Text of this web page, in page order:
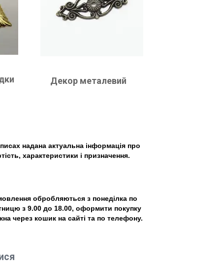
Декор металевий
надана актуальна інформація про
характеристики і призначення.
обробляються з понеділка по
з 9.00 до 18.00, оформити покупку
через кошик на сайті та по телефону.